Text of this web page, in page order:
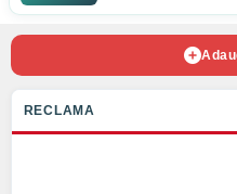
RECLAMA